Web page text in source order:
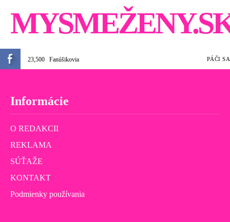
23,500 Fanúšikovia PÁČI SA
Informácie
O REDAKCII
REKLAMA
SÚŤAŽE
KONTAKT
Podmienky používania